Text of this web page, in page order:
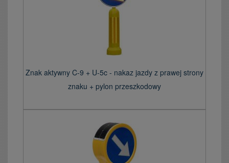
Znak aktywny C-9 + U-5c - nakaz jazdy z prawej strony
znaku + pylon przeszkodowy